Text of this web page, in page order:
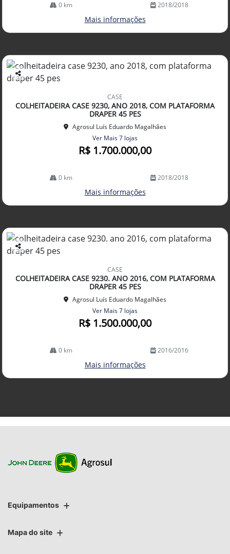
0 km 2018/2018
Mais informações
Co
arti
lhe
CASE
COLHEITADEIRA CASE 9230, ANO 2018, COM PLATAFORMA
DRAPER 45 PES
Agrosul Luís Eduardo Magalhães
Ver Mais 7 lojas
R$ 1.700.000,00
0 km 2018/2018
Mais informações
Co
arti
lhe
CASE
COLHEITADEIRA CASE 9230. ANO 2016, COM PLATAFORMA
DRAPER 45 PES
Agrosul Luís Eduardo Magalhães
Ver Mais 7 lojas
R$ 1.500.000,00
0 km 2016/2016
Mais informações
Equipamentos
Mapa do site